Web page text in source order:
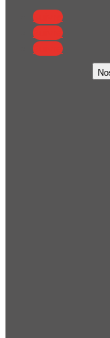
Suivre
Suivre
Suivre